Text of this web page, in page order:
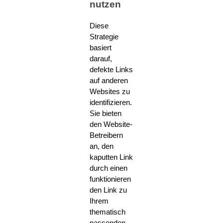
nutzen
Diese
Strategie
basiert
darauf,
defekte Links
auf anderen
Websites zu
identifizieren.
Sie bieten
den Website-
Betreibern
an, den
kaputten Link
durch einen
funktionieren
den Link zu
Ihrem
thematisch